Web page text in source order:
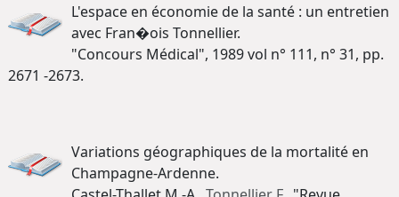
L'espace en économie de la santé : un entretien
avec Fran�ois Tonnellier.
"Concours Médical", 1989 vol n° 111, n° 31, pp.
2671 -2673.
Variations géographiques de la mortalité en
Champagne-Ardenne.